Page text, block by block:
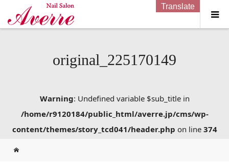
original_225170149
Warning: Undefined variable $sub_title in
/home/r9120184/public_html/averre.jp/cms/wp-
content/themes/story_tcd041/header.php on line 374
Translate